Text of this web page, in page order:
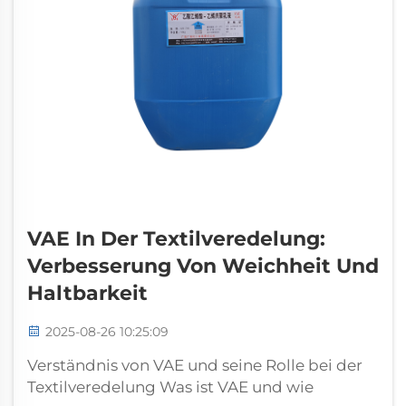
VAE In Der Textilveredelung:
Verbesserung Von Weichheit Und
Haltbarkeit
2025-08-26 10:25:09
Verständnis von VAE und seine Rolle bei der
Textilveredelung Was ist VAE und wie